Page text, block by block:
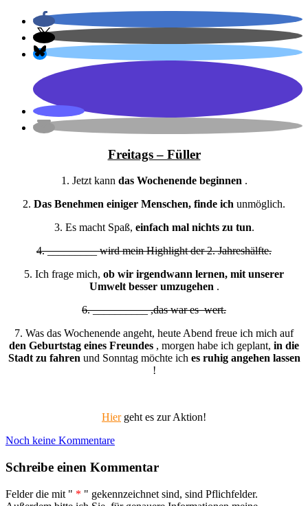
Freitags – Füller
1. Jetzt kann das Wochenende beginnen .
2. Das Benehmen einiger Menschen, finde ich unmöglich.
3. Es macht Spaß, einfach mal nichts zu tun.
4. _________ wird mein Highlight der 2. Jahreshälfte.
5. Ich frage mich, ob wir irgendwann lernen, mit unserer
Umwelt besser umzugehen .
6. __________ ,das war es wert.
7. Was das Wochenende angeht, heute Abend freue ich mich auf
den Geburtstag eines Freundes , morgen habe ich geplant, in die
Stadt zu fahren und Sonntag möchte ich es ruhig angehen lassen
!
Hiergeht es zur Aktion!
Noch keine Kommentare
Schreibe einen Kommentar
Felder die mit " * " gekennzeichnet sind, sind Pflichfelder.